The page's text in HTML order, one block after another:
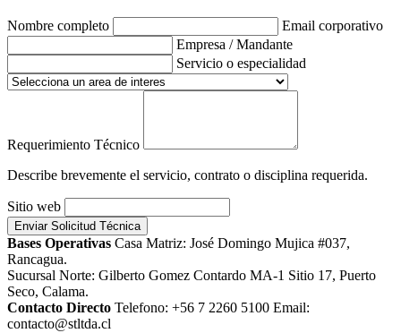
Nombre completo
Email corporativo
Empresa / Mandante
Servicio o especialidad
Requerimiento Técnico
Describe brevemente el servicio, contrato o disciplina requerida.
Sitio web
Enviar Solicitud Técnica
Bases Operativas Casa Matriz: José Domingo Mujica #037,
Rancagua.
Sucursal Norte: Gilberto Gomez Contardo MA-1 Sitio 17, Puerto
Seco, Calama.
Contacto Directo Telefono: +56 7 2260 5100 Email:
contacto@stltda.cl